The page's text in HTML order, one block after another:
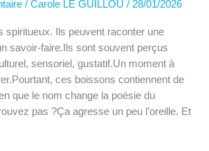
/ Carole LE GUILLOU / 28/01/2026
spiritueux. Ils peuvent raconter une
savoir-faire.Ils sont souvent perçus
sensoriel, gustatif.Un moment à
ces boissons contiennent de
que le nom change la poésie du
pas ?Ça agresse un peu l’oreille. Et